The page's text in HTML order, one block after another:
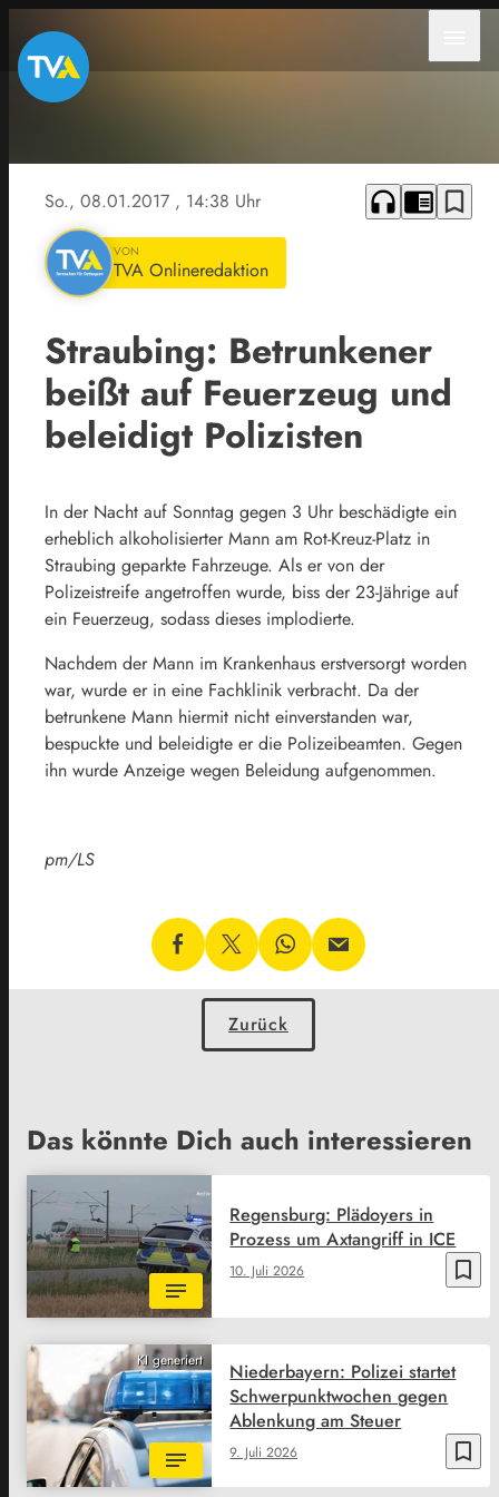
So., 08.01.2017 , 14:38 Uhr headphones chrome_reader_mode bookmark_border
VON
TVA Onlineredaktion
Straubing: Betrunkener
beißt auf Feuerzeug und
beleidigt Polizisten
In der Nacht auf Sonntag gegen 3 Uhr beschädigte ein
erheblich alkoholisierter Mann am Rot-Kreuz-Platz in
Straubing geparkte Fahrzeuge. Als er von der
Polizeistreife angetroffen wurde, biss der 23-Jährige auf
ein Feuerzeug, sodass dieses implodierte.
Nachdem der Mann im Krankenhaus erstversorgt worden
war, wurde er in eine Fachklinik verbracht. Da der
betrunkene Mann hiermit nicht einverstanden war,
bespuckte und beleidigte er die Polizeibeamten. Gegen
ihn wurde Anzeige wegen Beleidung aufgenommen.
pm/LS
Zurück
Das könnte Dich auch interessieren
bookmark_border
10. Juli 2026
Regensburg: Plädoyers in
Prozess um Axtangriff in ICE
KI generiert
bookmark_border
9. Juli 2026
Niederbayern: Polizei startet
Schwerpunktwochen gegen
Ablenkung am Steuer